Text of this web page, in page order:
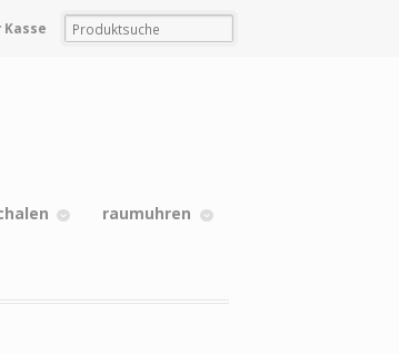
Kasse
raumuhren